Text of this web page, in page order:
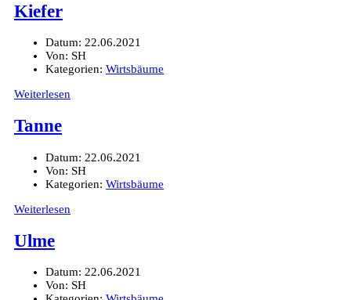
Kiefer
Datum: 22.06.2021
Von: SH
Kategorien: Wirtsbäume
Weiterlesen
Tanne
Datum: 22.06.2021
Von: SH
Kategorien: Wirtsbäume
Weiterlesen
Ulme
Datum: 22.06.2021
Von: SH